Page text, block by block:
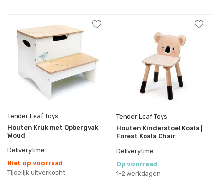
Tender Leaf Toys
Houten Kruk met Opbergvak
Woud
Deliverytime
Niet op voorraad
Tijdelijk uitverkocht
Tender Leaf Toys
Houten Kinderstoel Koala |
Forest Koala Chair
Deliverytime
Op voorraad
1-2 werkdagen